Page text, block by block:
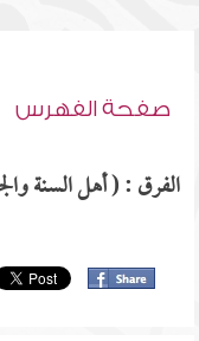
صفحة الفهرس
الفرق : ( أهل السنة